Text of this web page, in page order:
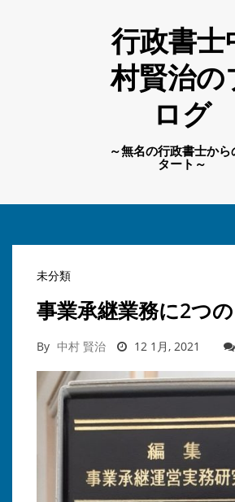
行政書士
村賢治の
ログ
～無名の行政書士から
タート～
未分類
事業承継業務に2つの
By 中村 賢治 12 1月, 2021